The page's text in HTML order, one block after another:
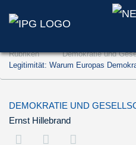
Zum Inhalt
Zur Suche springen
Rubriken Demokratie und
Legitimität: Warum Europas
DEMOKRATIE UND
Ernst Hillebrand